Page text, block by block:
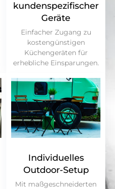
kundenspezifischer
Geräte
Einfacher Zugang zu
kostengünstigen
Küchengeräten für
erhebliche Einsparungen.
Individuelles
Outdoor-Setup
Mit maßgeschneiderten